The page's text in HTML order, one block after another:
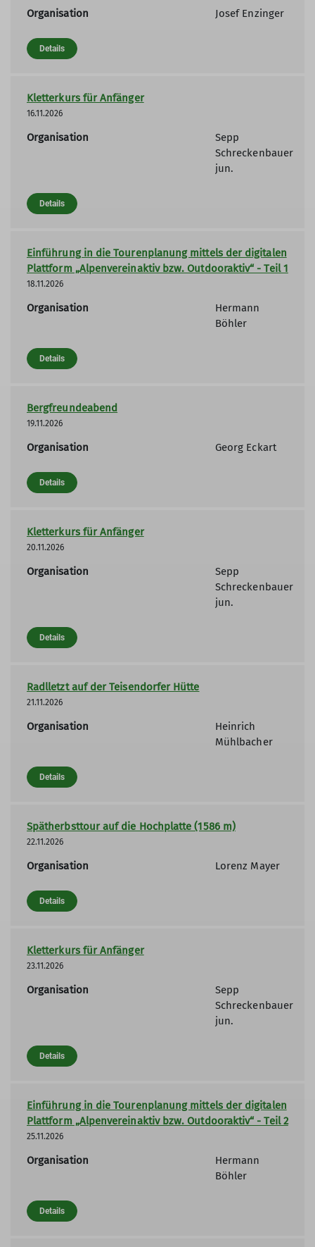
Organisation Josef Enzinger
Details
Kletterkurs für Anfänger
16.11.2026
Organisation
Sepp
Schreckenbauer
jun.
Details
Einführung in die Tourenplanung mittels der digitalen
Plattform „Alpenvereinaktiv bzw. Outdooraktiv“ - Teil 1
18.11.2026
Organisation
Hermann
Böhler
Details
Bergfreundeabend
19.11.2026
Organisation Georg Eckart
Details
Kletterkurs für Anfänger
20.11.2026
Organisation
Sepp
Schreckenbauer
jun.
Details
Radlletzt auf der Teisendorfer Hütte
21.11.2026
Organisation
Heinrich
Mühlbacher
Details
Spätherbsttour auf die Hochplatte (1586 m)
22.11.2026
Organisation Lorenz Mayer
Details
Kletterkurs für Anfänger
23.11.2026
Organisation
Sepp
Schreckenbauer
jun.
Details
Einführung in die Tourenplanung mittels der digitalen
Plattform „Alpenvereinaktiv bzw. Outdooraktiv“ - Teil 2
25.11.2026
Organisation
Hermann
Böhler
Details